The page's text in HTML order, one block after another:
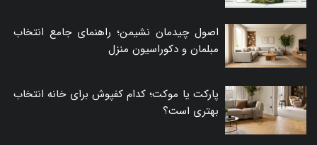
اصول چیدمان نشیمن؛ راهنمای جامع انتخاب
مبلمان و دکوراسیون منزل
پارکت یا موکت؛ کدام کفپوش برای خانه انتخاب
بهتری است؟